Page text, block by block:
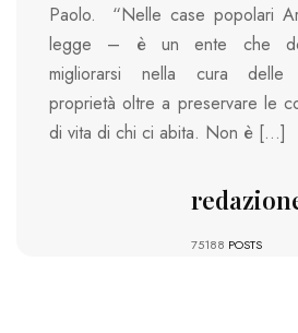
Paolo. “Nelle case popolari
legge – è un ente che
migliorarsi nella cura delle
proprietà oltre a preservare le
di vita di chi ci abita. Non è […]
75188 POSTS